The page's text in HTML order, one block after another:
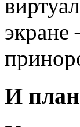
экране
И